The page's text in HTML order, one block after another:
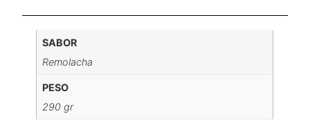
SABOR
Remolacha
PESO
290 gr